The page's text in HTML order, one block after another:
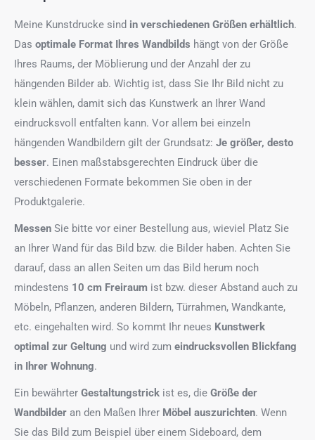
Meine Kunstdrucke sind in verschiedenen Größen erhältlich.
Das optimale Format Ihres Wandbilds hängt von der Größe
Ihres Raums, der Möblierung und der Anzahl der zu
hängenden Bilder ab. Wichtig ist, dass Sie Ihr Bild nicht zu
klein wählen, damit sich das Kunstwerk an Ihrer Wand
eindrucksvoll entfalten kann. Vor allem bei einzeln
hängenden Wandbildern gilt der Grundsatz: Je größer, desto
besser. Einen maßstabsgerechten Eindruck über die
verschiedenen Formate bekommen Sie oben in der
Produktgalerie.
Messen Sie bitte vor einer Bestellung aus, wieviel Platz Sie
an Ihrer Wand für das Bild bzw. die Bilder haben. Achten Sie
darauf, dass an allen Seiten um das Bild herum noch
mindestens 10 cm Freiraum ist bzw. dieser Abstand auch zu
Möbeln, Pflanzen, anderen Bildern, Türrahmen, Wandkante,
etc. eingehalten wird. So kommt Ihr neues Kunstwerk
optimal zur Geltung und wird zum eindrucksvollen Blickfang
in Ihrer Wohnung.
Ein bewährter Gestaltungstrick ist es, die Größe der
Wandbilder an den Maßen Ihrer Möbel auszurichten. Wenn
Sie das Bild zum Beispiel über einem Sideboard, dem